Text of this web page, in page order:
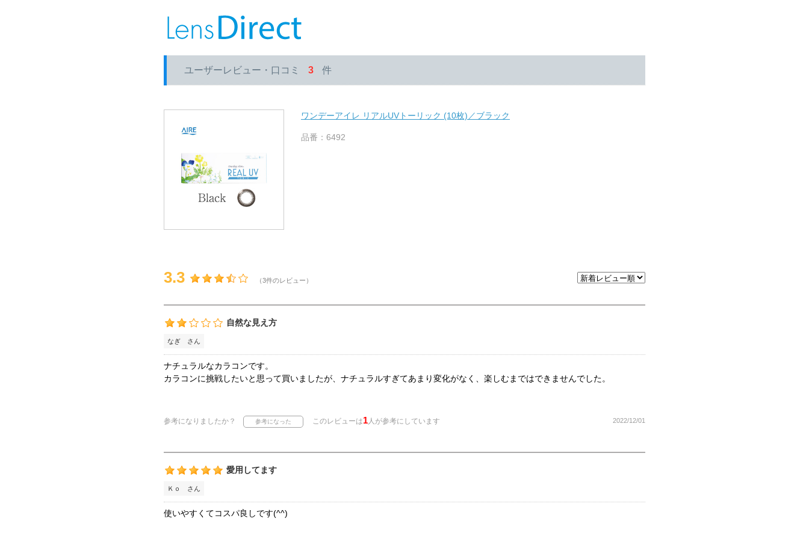
ユーザーレビュー・口コミ 3 件
ワンデーアイレ リアルUVトーリック (10枚)／ブラック
品番：6492
3.3 （3件のレビュー）
自然な見え方
なぎ さん
ナチュラルなカラコンです。
カラコンに挑戦したいと思って買いましたが、ナチュラルすぎてあまり変化がなく、楽しむまではできませんでした。
参考になりましたか？ このレビューは1人が参考にしています 2022/12/01
愛用してます
Ｋｏ さん
使いやすくてコスパ良しです(^^)